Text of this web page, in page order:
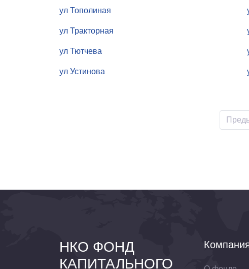
ул Тополиная
ул Тракторная
ул Тютчева
ул Устинова
НКО ФОНД
КАПИТАЛЬНОГО